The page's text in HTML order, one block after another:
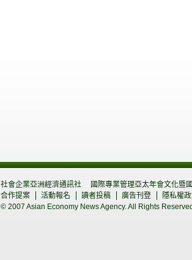
社會企業亞洲經濟通訊社
國際專業管理亞太年會文化暨
合作提案
活動報名 讀者投稿 廣告刊登
隱私權
© 2007 Asian Economy News Agency. All Rights